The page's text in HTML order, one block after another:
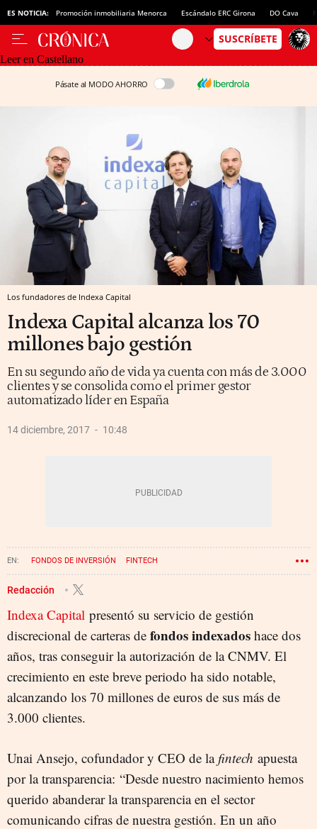
ES NOTICIA: Promoción inmobiliaria Menorca Escándalo ERC Girona DO Cava
Leer en Castellano
Pásate al MODO AHORRO
Los fundadores de Indexa Capital
Indexa Capital alcanza los 70
millones bajo gestión
En su segundo año de vida ya cuenta con más de 3.000
clientes y se consolida como el primer gestor
automatizado líder en España
14 diciembre, 2017 10:48
FONDOS DE INVERSIÓN FINTECH
Redacción
Indexa Capital presentó su servicio de gestión
discrecional de carteras de fondos indexados hace dos
años, tras conseguir la autorización de la CNMV. El
crecimiento en este breve periodo ha sido notable,
alcanzando los 70 millones de euros de sus más de
3.000 clientes.
Unai Ansejo, cofundador y CEO de la fintech apuesta
por la transparencia: “Desde nuestro nacimiento hemos
querido abanderar la transparencia en el sector
comunicando cifras de nuestra gestión. En un año